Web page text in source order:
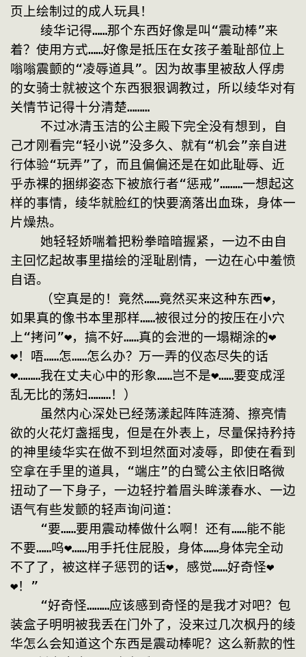
页上绘制过的成人玩具！
着？使用方式……好像是抵压在女孩子羞耻部位上
嗡嗡震颤的“凌辱道具”。因为故事里被敌人俘虏
的女骑士就被这个东西狠狠调教过，所以绫华对有
关情节记得十分清楚………
己才刚看完“轻小说”没多久、就有“机会”亲自进
行体验“玩弄”了，而且偏偏还是在如此耻辱、近
乎赤裸的捆绑姿态下被旅行者“惩戒”………一想起这
样的事情，绫华就脸红的快要滴落出血珠，身体一
片燥热。
主回忆起故事里描绘的淫耻剧情，一边在心中羞愤
自语。
如果真的像书本里那样……被很过分的按压在小穴
上“拷问”❤，搞不好……真的会泄的一塌糊涂的❤
❤！唔……怎……怎么办？万一弄的仪态尽失的话
❤………我在丈夫心中的形象……岂不是❤……要变成淫
乱无比的荡妇………！）
欲的火花灯盏摇曳，但是在外表上，尽量保持矜持
的神里绫华实在做不到坦然面对凌辱，即使在看到
空拿在手里的道具，“端庄”的白鹭公主依旧略微
扭动了一下身子，一边轻拧着眉头眸漾春水、一边
语气有些发颤的轻声询问道：
不要……呜❤……用手托住屁股，身体……身体完全动
不了了，被这样子惩罚的话❤，感觉……好奇怪❤
❤！”
装盒子明明被我丢在门外了，没来过几次枫丹的绫
华怎么会知道这个东西是震动棒呢？这么新款的性